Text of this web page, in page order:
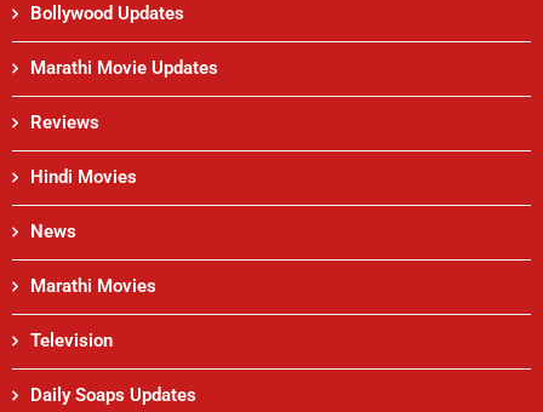
Bollywood Updates
Marathi Movie Updates
Reviews
Hindi Movies
News
Marathi Movies
Television
Daily Soaps Updates